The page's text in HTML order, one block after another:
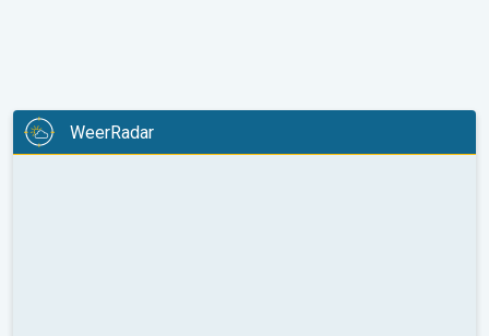
WeerRadar